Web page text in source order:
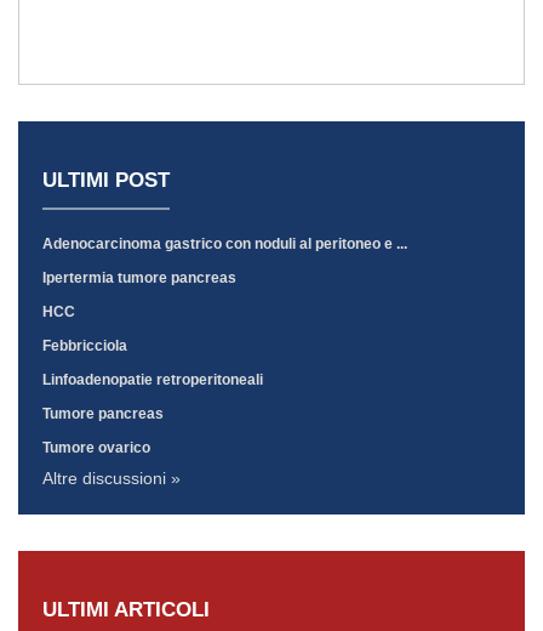
ULTIMI POST
Adenocarcinoma gastrico con noduli al peritoneo e ...
Ipertermia tumore pancreas
HCC
Febbricciola
Linfoadenopatie retroperitoneali
Tumore pancreas
Tumore ovarico
Altre discussioni »
ULTIMI ARTICOLI